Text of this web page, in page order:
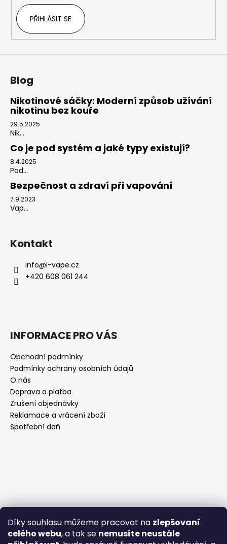
Díky souhlasu můžeme pracovat na zlepšovaní
celého webu, a tak se nemusíte neustále
PŘIHLÁSIT SE
Blog
Nikotinové sáčky: Moderní způsob užívání
nikotinu bez kouře
29.5.2025
Nik...
Co je pod systém a jaké typy existují?
8.4.2025
Pod...
Bezpečnost a zdraví při vapování
7.9.2023
Vap...
Kontakt
info@i-vape.cz
+420 608 061 244
INFORMACE PRO VÁS
Obchodní podmínky
Podmínky ochrany osobních údajů
O nás
Doprava a platba
Zrušení objednávky
Reklamace a vrácení zboží
Spotřební daň